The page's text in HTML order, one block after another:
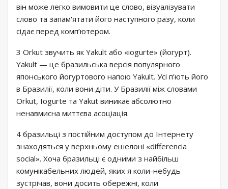
він може легко вимовити це слово, візуалізувати
слово та запам'ятати його наступного разу, коли
сідає перед комп’ютером.
3 Orkut звучить як Yakult або «iogurte» (йогурт).
Yakult — це бразильська версія популярного
японського йогуртового напою Yakult. Усі п’ють його
в Бразилії, коли вони діти. У Бразилії між словами
Orkut, Iogurte та Yakut виникає абсолютно
ненавмисна миттєва асоціація.
4 бразильці з постійним доступом до Інтернету
знаходяться у верхньому ешелоні «differencia
social». Хоча бразильці є одними з найбільш
комунікабельних людей, яких я коли-небудь
зустрічав, вони досить обережні, коли